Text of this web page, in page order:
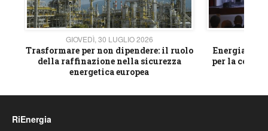
GIOVEDÌ, 30 LUGLIO 2026
Trasformare per non dipendere: il ruolo
della raffinazione nella sicurezza
energetica europea
Energia e
per la
RiEnergia